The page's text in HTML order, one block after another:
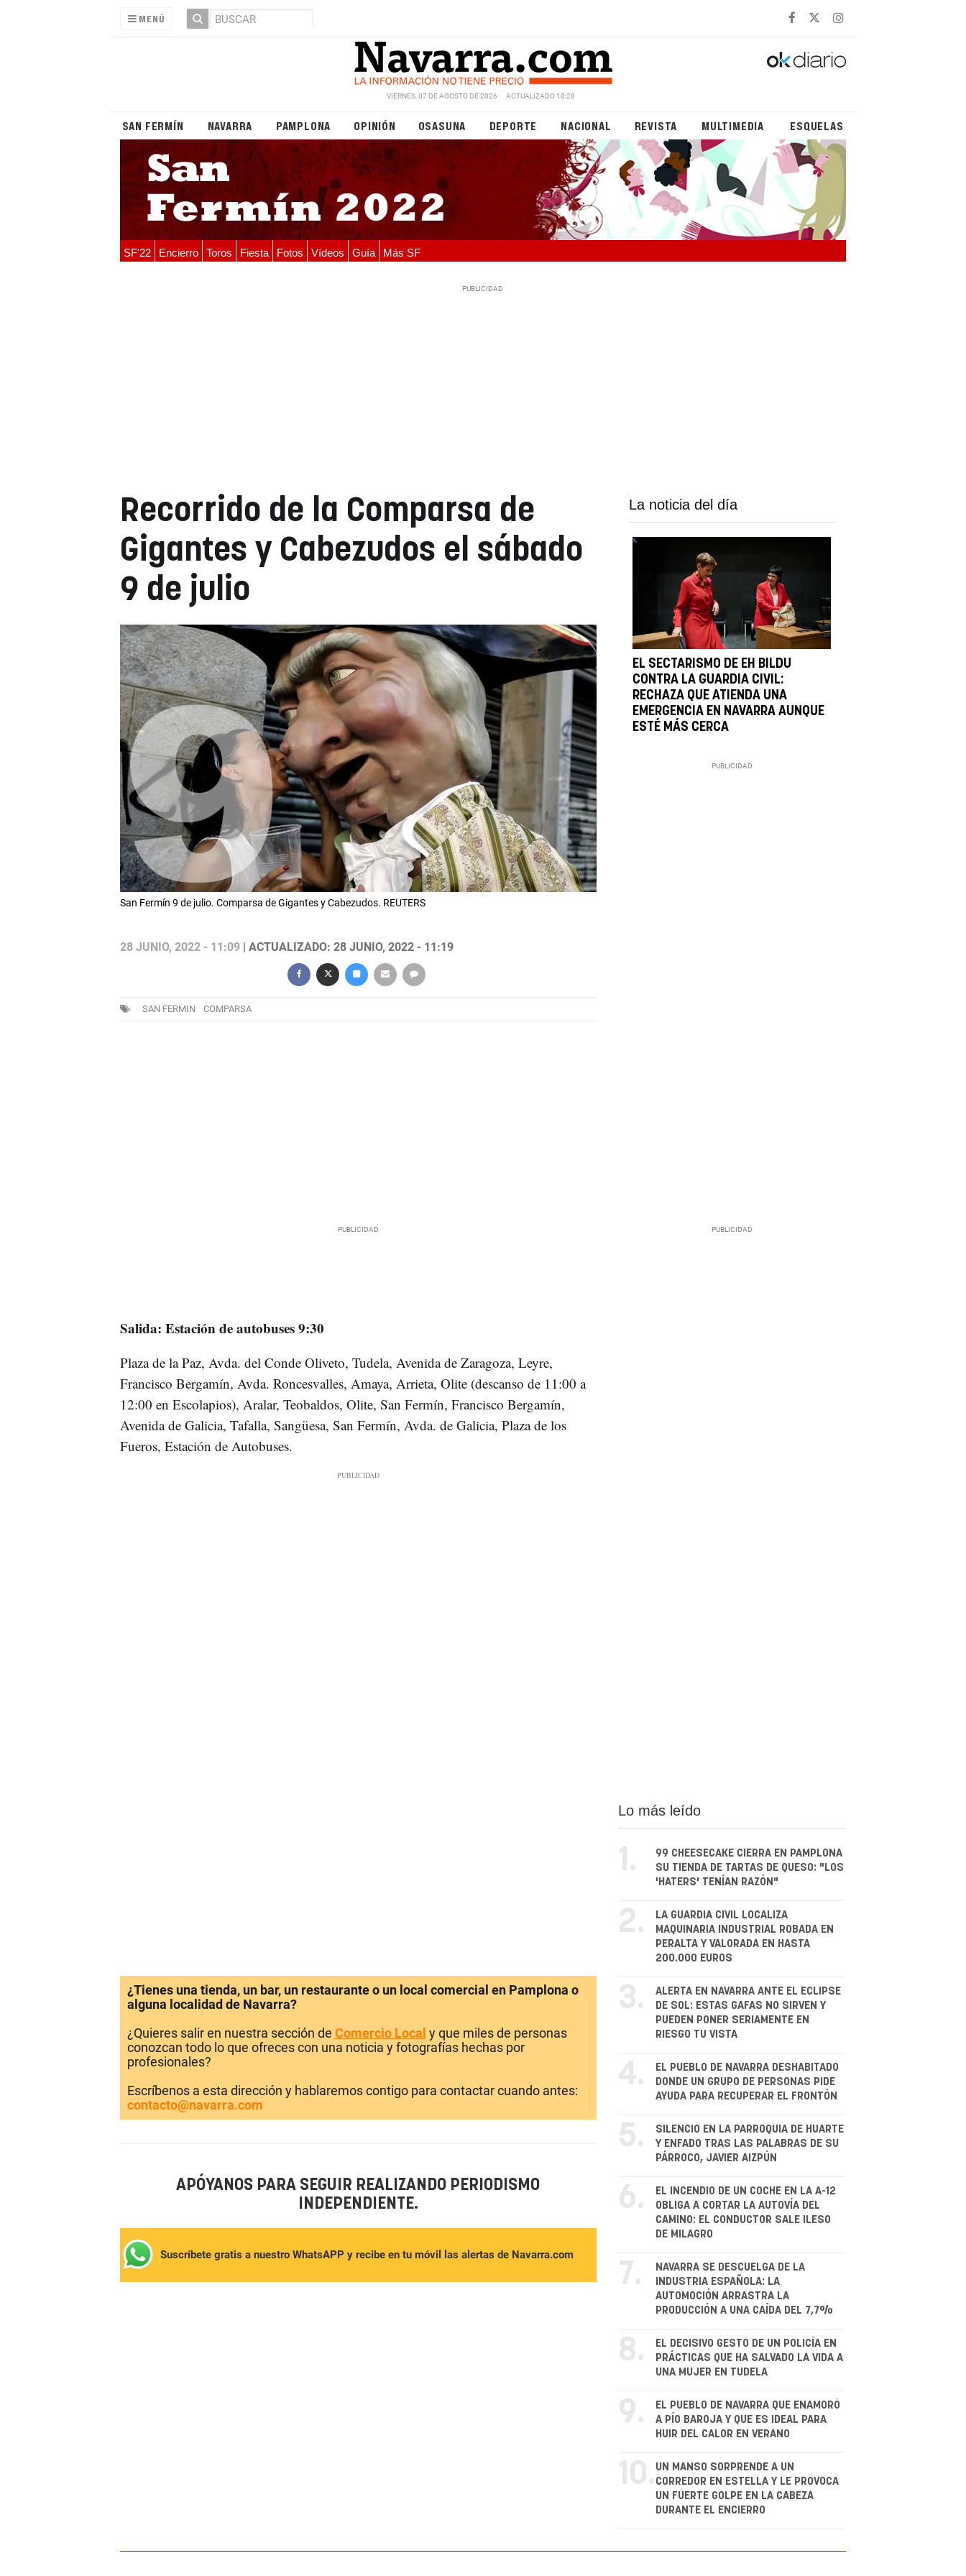
MENÚ
VIERNES, 07 DE AGOSTO DE 2026 ACTUALIZADO 18:28
SAN FERMÍN NAVARRA PAMPLONA OPINIÓN OSASUNA DEPORTE NACIONAL REVISTA MULTIMEDIA ESQUELAS
SF'22 Encierro Toros Fiesta Fotos Vídeos Guía Más SF
Recorrido de la Comparsa de
Gigantes y Cabezudos el sábado
9 de julio
San Fermín 9 de julio. Comparsa de Gigantes y Cabezudos. REUTERS
28 JUNIO, 2022 - 11:09| ACTUALIZADO: 28 JUNIO, 2022 - 11:19
SAN FERMIN COMPARSA
La noticia del día
EL SECTARISMO DE EH BILDU
CONTRA LA GUARDIA CIVIL:
RECHAZA QUE ATIENDA UNA
EMERGENCIA EN NAVARRA AUNQUE
ESTÉ MÁS CERCA
Salida: Estación de autobuses 9:30
Plaza de la Paz, Avda. del Conde Oliveto, Tudela, Avenida de Zaragoza, Leyre,
Francisco Bergamín, Avda. Roncesvalles, Amaya, Arrieta, Olite (descanso de 11:00 a
12:00 en Escolapios), Aralar, Teobaldos, Olite, San Fermín, Francisco Bergamín,
Avenida de Galicia, Tafalla, Sangüesa, San Fermín, Avda. de Galicia, Plaza de los
Fueros, Estación de Autobuses.
¿Tienes una tienda, un bar, un restaurante o un local comercial en Pamplona o
alguna localidad de Navarra?
¿Quieres salir en nuestra sección de Comercio Local y que miles de personas
conozcan todo lo que ofreces con una noticia y fotografías hechas por
profesionales?
Escríbenos a esta dirección y hablaremos contigo para contactar cuando antes:
contacto@navarra.com
APÓYANOS PARA SEGUIR REALIZANDO PERIODISMO
INDEPENDIENTE.
Suscríbete gratis a nuestro WhatsAPP y recibe en tu móvil las alertas de Navarra.com
Lo más leído
1.
99 CHEESECAKE CIERRA EN PAMPLONA
SU TIENDA DE TARTAS DE QUESO: "LOS
'HATERS' TENÍAN RAZÓN"
2.
LA GUARDIA CIVIL LOCALIZA
MAQUINARIA INDUSTRIAL ROBADA EN
PERALTA Y VALORADA EN HASTA
200.000 EUROS
3.
ALERTA EN NAVARRA ANTE EL ECLIPSE
DE SOL: ESTAS GAFAS NO SIRVEN Y
PUEDEN PONER SERIAMENTE EN
RIESGO TU VISTA
4.
EL PUEBLO DE NAVARRA DESHABITADO
DONDE UN GRUPO DE PERSONAS PIDE
AYUDA PARA RECUPERAR EL FRONTÓN
5.
SILENCIO EN LA PARROQUIA DE HUARTE
Y ENFADO TRAS LAS PALABRAS DE SU
PÁRROCO, JAVIER AIZPÚN
6.
EL INCENDIO DE UN COCHE EN LA A-12
OBLIGA A CORTAR LA AUTOVÍA DEL
CAMINO: EL CONDUCTOR SALE ILESO
DE MILAGRO
7.
NAVARRA SE DESCUELGA DE LA
INDUSTRIA ESPAÑOLA: LA
AUTOMOCIÓN ARRASTRA LA
PRODUCCIÓN A UNA CAÍDA DEL 7,7%
8.
EL DECISIVO GESTO DE UN POLICÍA EN
PRÁCTICAS QUE HA SALVADO LA VIDA A
UNA MUJER EN TUDELA
9.
EL PUEBLO DE NAVARRA QUE ENAMORÓ
A PÍO BAROJA Y QUE ES IDEAL PARA
HUIR DEL CALOR EN VERANO
10. UN MANSO SORPRENDE A UN
CORREDOR EN ESTELLA Y LE PROVOCA
UN FUERTE GOLPE EN LA CABEZA
DURANTE EL ENCIERRO